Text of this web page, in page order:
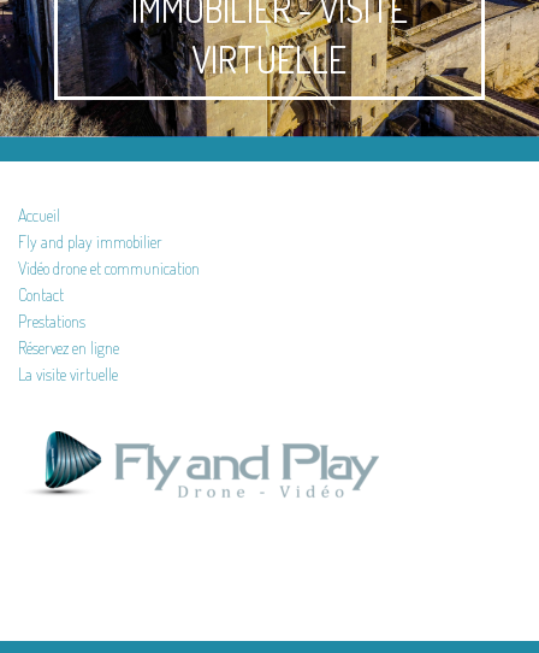
VIRTUELLE
Accueil
Fly and play immobilier
Vidéo drone et communication
Contact
Prestations
Réservez en ligne
La visite virtuelle